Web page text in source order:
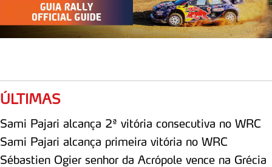
ÚLTIMAS
Sami Pajari alcança 2ª vitória consecutiva no WRC
Sami Pajari alcança primeira vitória no WRC
Sébastien Ogier senhor da Acrópole vence na Grécia